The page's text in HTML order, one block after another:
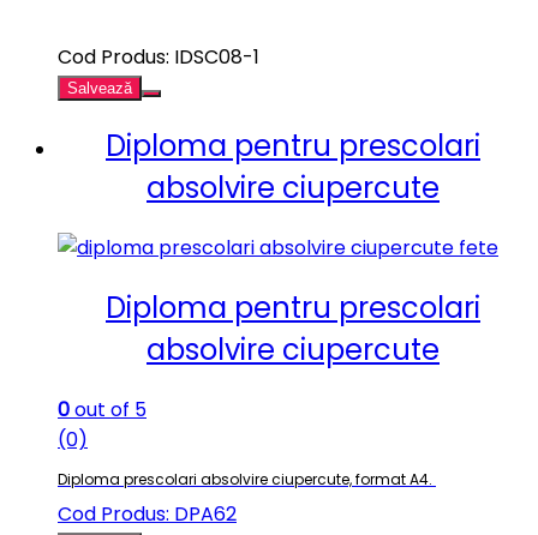
Cod Produs: IDSC08-1
Salvează
Diploma pentru prescolari
absolvire ciupercute
Diploma pentru prescolari
absolvire ciupercute
0out of 5
(0)
Diploma prescolari absolvire ciupercute, format A4.
Cod Produs: DPA62